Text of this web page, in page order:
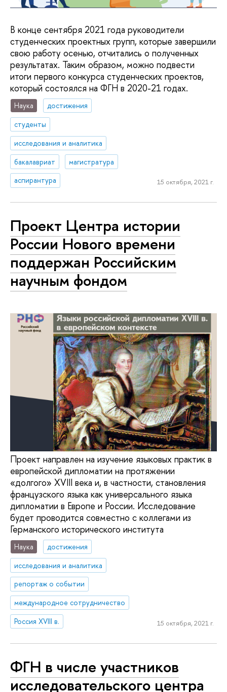
В конце сентября 2021 года руководители
студенческих проектных групп, которые завершили
свою работу осенью, отчитались о полученных
результатах. Таким образом, можно подвести
итоги первого конкурса студенческих проектов,
который состоялся на ФГН в 2020-21 годах.
Наука
достижения
студенты
исследования и аналитика
бакалавриат
магистратура
аспирантура
15 октября, 2021 г.
Проект Центра истории
России Нового времени
поддержан Российским
научным фондом
Проект направлен на изучение языковых практик в
европейской дипломатии на протяжении
«долгого» XVIII века и, в частности, становления
французского языка как универсального языка
дипломатии в Европе и России. Исследование
будет проводится совместно с коллегами из
Германского исторического института
Наука
достижения
исследования и аналитика
репортаж о событии
международное сотрудничество
Россия XVIII в.
15 октября, 2021 г.
ФГН в числе участников
исследовательского центра